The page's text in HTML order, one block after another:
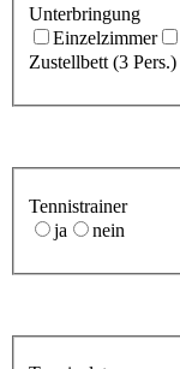
Unterbringung
Einzelzimmer
Zustellbett (3 Pers.)
Tennistrainer
ja
nein